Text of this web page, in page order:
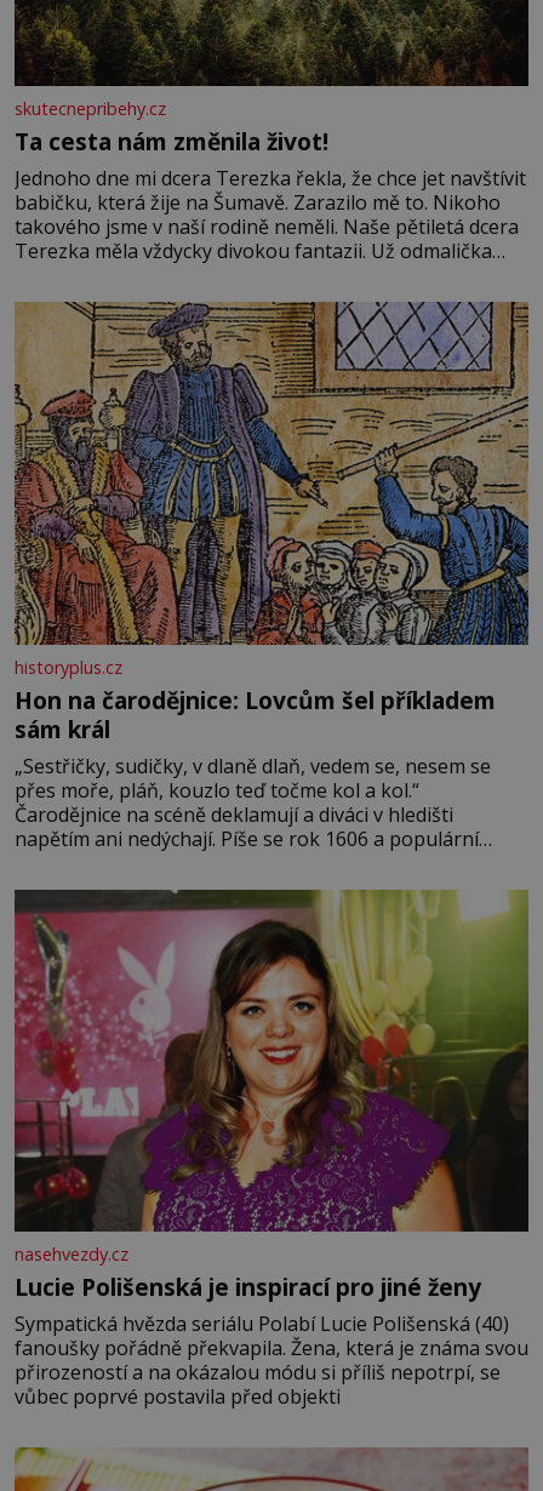
skutecnepribehy.cz
Ta cesta nám změnila život!
Jednoho dne mi dcera Terezka řekla, že chce jet navštívit
babičku, která žije na Šumavě. Zarazilo mě to. Nikoho
takového jsme v naší rodině neměli. Naše pětiletá dcera
Terezka měla vždycky divokou fantazii. Už odmalička
zdálo o jednorožcích, krásných princeznách, statečných
rytířích a létajících dracích.
historyplus.cz
Hon na čarodějnice: Lovcům šel příkladem
sám král
„Sestřičky, sudičky, v dlaně dlaň, vedem se, nesem se
přes moře, pláň, kouzlo teď točme kol a kol.“
Čarodějnice na scéně deklamují a diváci v hledišti
napětím ani nedýchají. Píše se rok 1606 a populární
Tragédii o Macbethovi. Napsal ji pro krále Jakuba I., jenž
v roce 1603 vystřídal
nasehvezdy.cz
Lucie Polišenská je inspirací pro jiné ženy
Sympatická hvězda seriálu Polabí Lucie Polišenská (40)
fanoušky pořádně překvapila. Žena, která je známa svou
přirozeností a na okázalou módu si příliš nepotrpí, se
vůbec poprvé postavila před objekti